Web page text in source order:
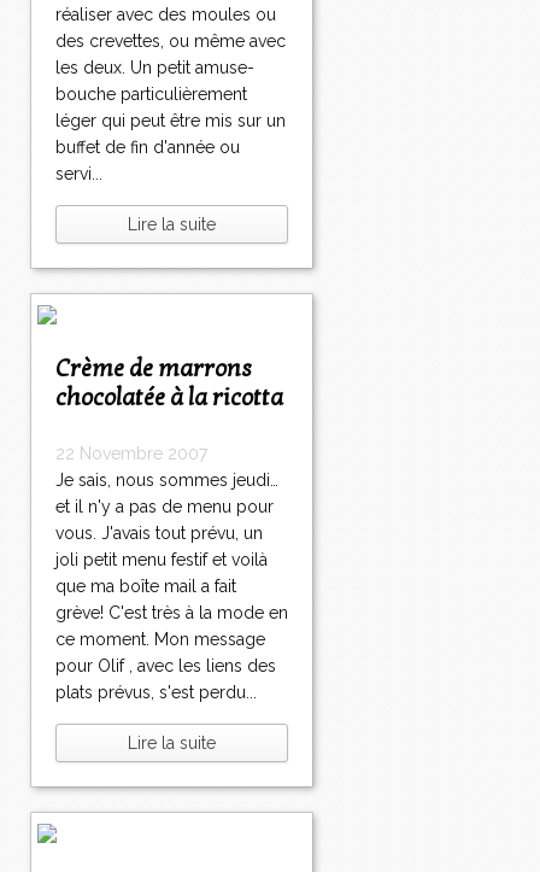
réaliser avec des moules ou
des crevettes, ou même avec
les deux. Un petit amuse-
bouche particulièrement
léger qui peut être mis sur un
buffet de fin d'année ou
servi...
Lire la suite
Crème de marrons
chocolatée à la ricotta
22 Novembre 2007
Je sais, nous sommes jeudi…
et il n'y a pas de menu pour
vous. J'avais tout prévu, un
joli petit menu festif et voilà
que ma boîte mail a fait
grève! C'est très à la mode en
ce moment. Mon message
pour Olif , avec les liens des
plats prévus, s'est perdu...
Lire la suite